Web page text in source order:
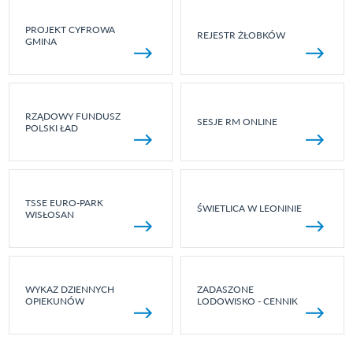
PROJEKT CYFROWA
GMINA
REJESTR ŻŁOBKÓW
RZĄDOWY FUNDUSZ
POLSKI ŁAD
SESJE RM ONLINE
TSSE EURO-PARK
WISŁOSAN
ŚWIETLICA W LEONINIE
WYKAZ DZIENNYCH
OPIEKUNÓW
ZADASZONE
LODOWISKO - CENNIK